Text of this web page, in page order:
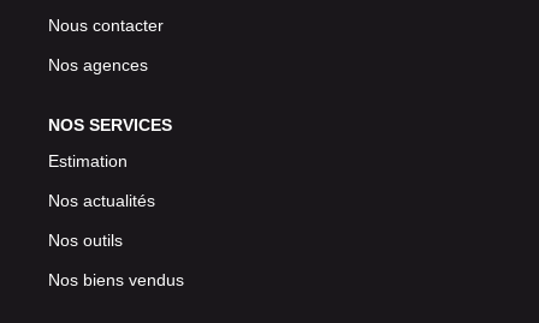
Nous contacter
Nos agences
NOS SERVICES
Estimation
Nos actualités
Nos outils
Nos biens vendus